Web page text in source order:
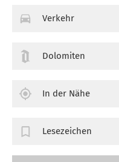
Verkehr
Dolomiten
In der Nähe
Lesezeichen